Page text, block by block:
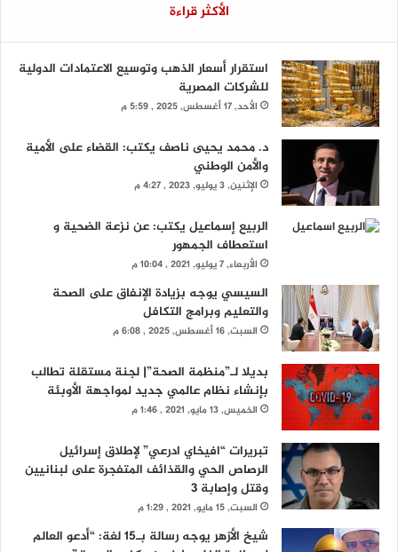
الأكثر قراءة
استقرار أسعار الذهب وتوسيع الاعتمادات الدولية
للشركات المصرية
الأحد, 17 أغسطس, 2025 , 5:59 م
د. محمد يحيى ناصف يكتب: القضاء على الأمية
والأمن الوطني
الإثنين, 3 يوليو, 2023 , 4:27 م
الربيع إسماعيل يكتب: عن نزعة الضحية و
استعطاف الجمهور
الأربعاء, 7 يوليو, 2021 , 10:04 م
السيسي يوجه بزيادة الإنفاق على الصحة
والتعليم وبرامج التكافل
السبت, 16 أغسطس, 2025 , 6:08 م
بديلا لـ”منظمة الصحة”| لجنة مستقلة تطالب
بإنشاء نظام عالمي جديد لمواجهة الأوبئة
الخميس, 13 مايو, 2021 , 1:46 م
تبريرات “افيخاي ادرعي” لإطلاق إسرائيل
الرصاص الحي والقذائف المتفجرة على لبنانيين
وقتل وإصابة 3
السبت, 15 مايو, 2021 , 1:29 م
شيخ الأزهر يوجه رسالة بـ15 لغة: “أدعو العالم